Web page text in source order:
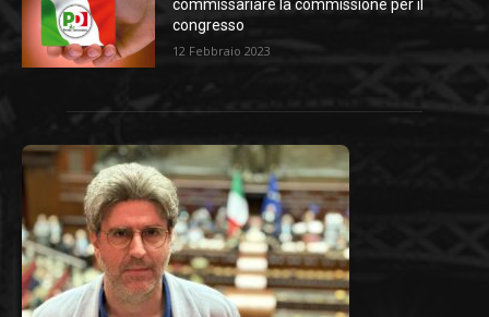
commissariare la commissione per il
congresso
12 Febbraio 2023